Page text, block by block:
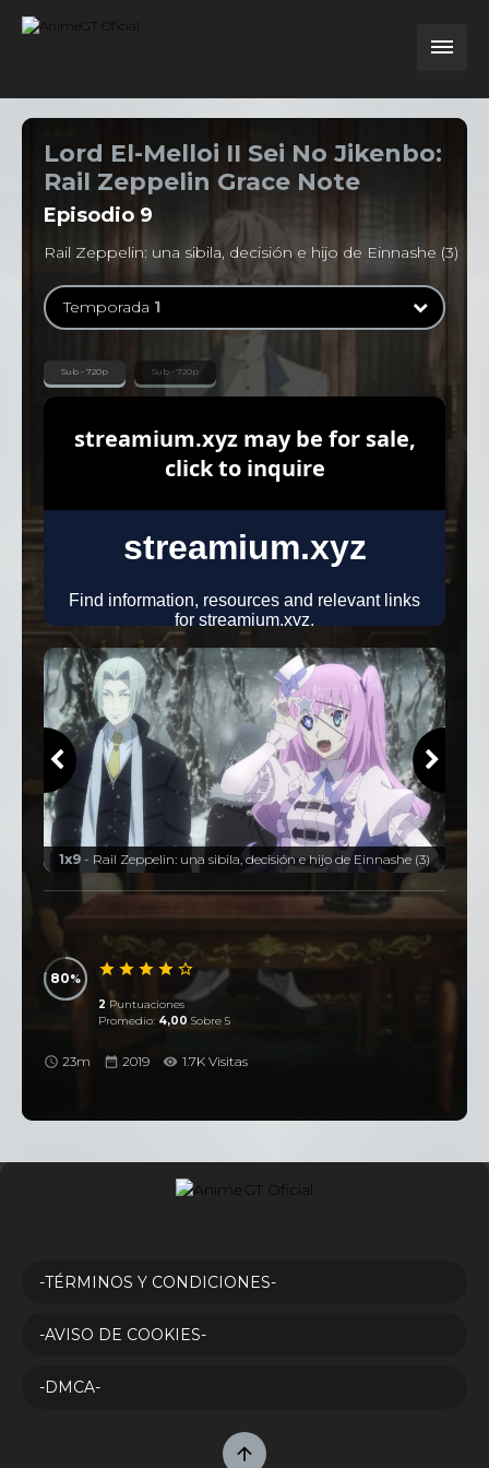
Lord El-Melloi II Sei No Jikenbo:
Rail Zeppelin Grace Note
Episodio 9
Rail Zeppelin: una sibila, decisión e hijo de Einnashe (3)
Temporada 1
Temporada 1
13 Episodios
Sub - 720p Sub - 720p
1x9 - Rail Zeppelin: una sibila, decisión e hijo de Einnashe (3)
80
2 Puntuaciones
Promedio: 4,00 Sobre 5
23m 2019 1.7K Visitas
-TÉRMINOS Y CONDICIONES-
-AVISO DE COOKIES-
-DMCA-